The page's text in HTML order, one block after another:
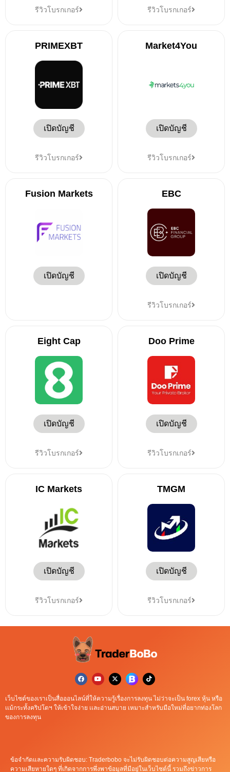
รีวิวโบรกเกอร์ รีวิวโบรกเกอร์
PRIMEXBT
เปิดบัญชี
รีวิวโบรกเกอร์
Market4You
เปิดบัญชี
รีวิวโบรกเกอร์
Fusion Markets
เปิดบัญชี
EBC
เปิดบัญชี
รีวิวโบรกเกอร์
Eight Cap
เปิดบัญชี
รีวิวโบรกเกอร์
Doo Prime
เปิดบัญชี
รีวิวโบรกเกอร์
IC Markets
เปิดบัญชี
รีวิวโบรกเกอร์
TMGM
เปิดบัญชี
รีวิวโบรกเกอร์
เว็บไซต์ของเราเป็นสื่อออนไลน์ที่ให้ความรู้เรื่องการลงทุน ไม่ว่าจะเป็น forex หุ้น หรือ
เเม้กระทั้งคริปโตฯ ให้เข้าใจง่าย เเละอ่านสบาย เหมาะสำหรับมือใหม่ที่อยากท่องโลก
ของการลงทุน
ข้อจำกัดและความรับผิดชอบ: Traderbobo จะไม่รับผิดชอบต่อความสูญเสียหรือ
ความเสียหายใดๆ ที่เกิดจากการพึ่งพาข้อมูลที่มีอยู่ในเว็บไซต์นี้ รวมถึงข่าวการ